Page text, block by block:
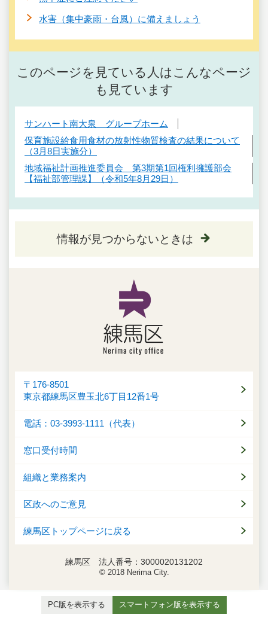
水害（集中豪雨・台風）に備えましょう
このページを見ている人はこんなページ
も見ています
サンハート南大泉 グループホーム
保育施設給食用食材の放射性物質検査の結果について
（3月8日実施分）
地域福祉計画推進委員会 第3期第1回権利擁護部会
【福祉部管理課】（令和5年8月29日）
情報が見つからないときは
〒176-8501
東京都練馬区豊玉北6丁目12番1号
電話：03-3993-1111（代表）
窓口受付時間
組織と業務案内
区政へのご意見
練馬区トップページに戻る
練馬区 法人番号：3000020131202
© 2018 Nerima City.
PC版を表示する スマートフォン版を表示する